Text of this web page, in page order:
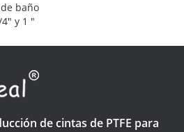
baño
y 1 "
de cintas de PTFE para